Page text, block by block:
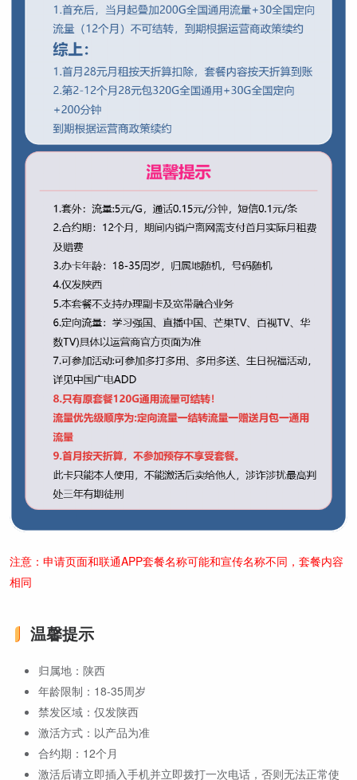
注意：申请页面和联通APP套餐名称可能和宣传名称不同，套餐内容
相同
温馨提示
归属地：陕西
年龄限制：18-35周岁
禁发区域：仅发陕西
激活方式：以产品为准
合约期：12个月
激活后请立即插入手机并立即拨打一次电话，否则无法正常使